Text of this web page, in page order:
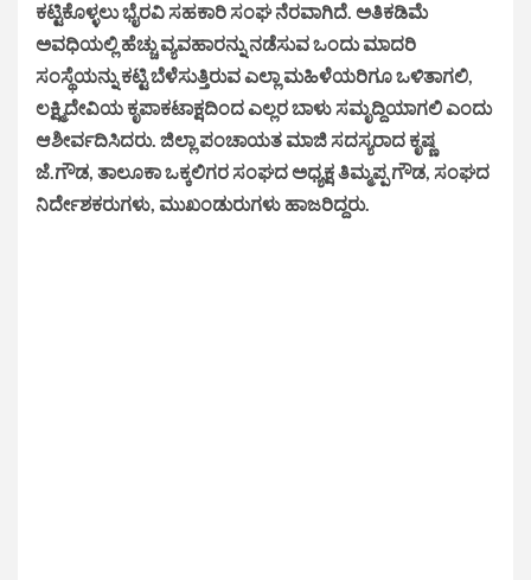
ಕಟ್ಟಿಕೊಳ್ಳಲು ಭೈರವಿ ಸಹಕಾರಿ ಸಂಘ ನೆರವಾಗಿದೆ. ಅತಿಕಡಿಮೆ
ಅವಧಿಯಲ್ಲಿ ಹೆಚ್ಚು ವ್ಯವಹಾರನ್ನು ನಡೆಸುವ ಒಂದು ಮಾದರಿ
ಸಂಸ್ಥೆಯನ್ನು ಕಟ್ಟಿ ಬೆಳೆಸುತ್ತಿರುವ ಎಲ್ಲಾ ಮಹಿಳೆಯರಿಗೂ ಒಳಿತಾಗಲಿ,
ಲಕ್ಷ್ಮಿದೇವಿಯ ಕೃಪಾಕಟಾಕ್ಷದಿಂದ ಎಲ್ಲರ ಬಾಳು ಸಮೃದ್ದಿಯಾಗಲಿ ಎಂದು
ಆಶೀರ್ವದಿಸಿದರು. ಜಿಲ್ಲಾ ಪಂಚಾಯತ ಮಾಜಿ ಸದಸ್ಯರಾದ ಕೃಷ್ಣ
ಜೆ.ಗೌಡ, ತಾಲೂಕಾ ಒಕ್ಕಲಿಗರ ಸಂಘದ ಅಧ್ಯಕ್ಷ ತಿಮ್ಮಪ್ಪ ಗೌಡ, ಸಂಘದ
ನಿರ್ದೇಶಕರುಗಳು, ಮುಖಂಡುರುಗಳು ಹಾಜರಿದ್ದರು.